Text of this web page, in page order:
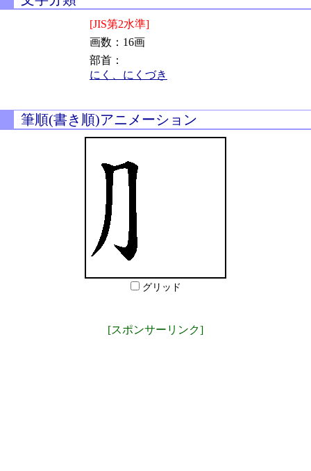
[JIS第2水準]
画数：16画
部首：
にく、にくづき
筆順(書き順)アニメーション
グリッド
[スポンサーリンク]